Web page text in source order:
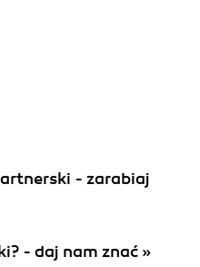
- zarabiaj
- daj nam znać »